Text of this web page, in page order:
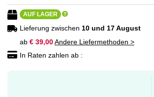
AUF LAGER
Lieferung zwischen 10 und 17 August
ab € 39,00Andere Liefermethoden >
In Raten zahlen ab :